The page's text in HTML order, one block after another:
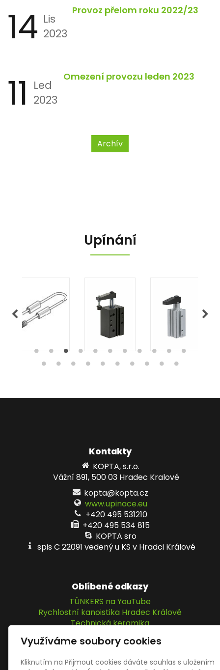
14 Lis
2023
Provoz přelom roku 2022/23
11
Led
2023
Omezení provozu leden 2023
Archív
Upínání
Kontakty
KOPTA, s.r.o.
Vážní 891, 500 03 Hradec Kralové
kopta@kopta.cz
www.upinace.eu
+420 495 531210
+420 495 534 815
KOPTA sro
spis C 22091 vedený u KS v Hradci Králové
Oblíbené odkazy
TÜNKERS na YouTube
Rychlostní kanoistika Hradec Králové
Technická keramika
KOPTA, s.r.o.
Využíváme soubory cookies
Kliknutím na Přijmout cookies dáváte souhlas s uložením